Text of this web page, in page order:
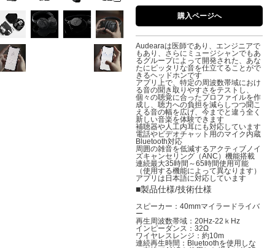
購入ページへ
Audearaは医師であり、エンジニアで
もあり、さらにミュージシャンでもあ
るグループによって開発された、あな
たにピッタリな音を仕立てることがで
きるヘッドホンです
アプリ上で、特定の周波数帯域におけ
る音の聞き取りやすさをテストし、
個々の聴覚に合ったプロファイルを作
成し、聴力への負担を減らしつつ聞こ
える音の幅を広げ、今までと違う全く
新しい音楽を体験できます
補聴器や人工内耳にも対応しています
電話やビデオチャット用のマイク内蔵
Bluetooth対応
周囲の雑音を低減するアクティブノイ
ズキャンセリング（ANC）機能搭載
連続最大35時間～65時間使用可能
（使用する機能によって異なります）
アプリは日本語に対応しています
■製品仕様/技術仕様
スピーカー：40mmマイラードライバ
ー
再生周波数帯域：20Hz-22ｋHz
インピーダンス：32Ω
ワイヤレスレンジ：約10m
連続再生時間：Bluetoothを使用しな